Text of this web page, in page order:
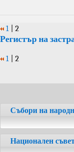
1 2
Регистър на
1 2
Събори на
Национален